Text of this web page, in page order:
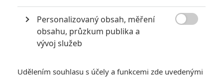
Personalizovaný obsah, měření
obsahu, průzkum publika a
vývoj služeb
Udělením souhlasu s účely a funkcemi zde uvedenými